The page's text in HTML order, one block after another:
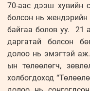
70-аас дээш хувийн
болсон нь
байгаа болов уу. 21
даргатай болсон
долоо нь эмэгтэй
ын төлөөлөгч,
холбогдоход